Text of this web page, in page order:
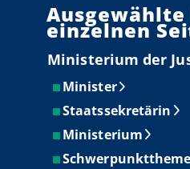
Ausgewählte
einzelnen
Ministerium der
Minister
Staatssekretärin
Ministerium